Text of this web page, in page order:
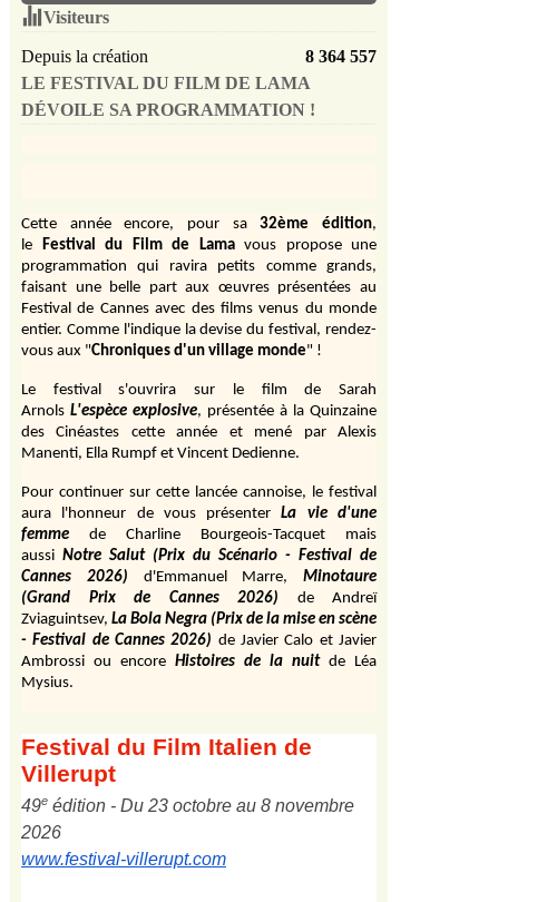
Visiteurs
Depuis la création
8 364 557
LE FESTIVAL DU FILM DE LAMA
DÉVOILE SA PROGRAMMATION !
Cette année encore, pour sa 32ème édition,
le Festival du Film de Lama vous propose une
programmation qui ravira petits comme grands,
faisant une belle part aux œuvres présentées au
Festival de Cannes avec des films venus du monde
entier. Comme l'indique la devise du festival, rendez-
vous aux "Chroniques d'un village monde" !
Le festival s'ouvrira sur le film de Sarah
Arnols L'espèce explosive, présentée à la Quinzaine
des Cinéastes cette année et mené par Alexis
Manenti, Ella Rumpf et Vincent Dedienne.
Pour continuer sur cette lancée cannoise, le festival
aura l'honneur de vous présenter
La vie d'une
femme
de Charline Bourgeois-Tacquet
mais
aussi Notre Salut (Prix du Scénario - Festival de
Cannes 2026)
d'Emmanuel Marre,
Minotaure
(Grand Prix de Cannes 2026)
de Andreï
Zviaguintsev, La Bola Negra (Prix de la mise en scène
- Festival de Cannes 2026) de Javier Calo et Javier
Ambrossi ou encore Histoires de la nuit de Léa
Mysius.
Festival du Film Italien de
Villerupt
49e édition - Du 23 octobre au 8 novembre
2026
www.festival-villerupt.com